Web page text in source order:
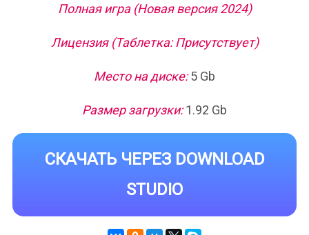
Полная игра (Новая версия 2024)
Лицензия (Таблетка: Присутствует)
Место на диске:5 Gb
Размер загрузки:1.92 Gb
СКАЧАТЬ ЧЕРЕЗ DOWNLOAD
STUDIO